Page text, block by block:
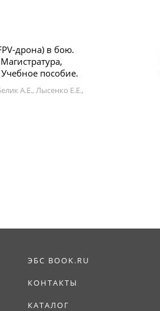
дрона) в бою.
пособие.
А.Е., Лысенко Е.Е.,
ЭБС BOOK.RU
КОНТАКТЫ
КАТАЛОГ